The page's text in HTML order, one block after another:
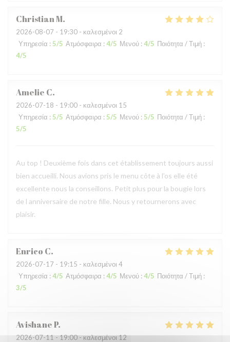
ChristianM
2026-08-07 - 19:30 - καλεσμένοι 2
Υπηρεσία : 5/5 Ατμόσφαιρα : 4/5 Μενού : 4/5 Ποιότητα / Τιμή :
4/5
Amelie C
2026-07-18 - 19:00 - καλεσμένοι 15
Υπηρεσία : 5/5 Ατμόσφαιρα : 5/5 Μενού : 5/5 Ποιότητα / Τιμή :
5/5
Au top ! Deuxième fois dans cet établissement toujours aussi
bien accueilli. Nous avions pris le menu côte à l’os elle été
excellente nous la conseillons. Petit plus pour la bougie lors
de l anniversaire de notre fille. Nous y retournerons avec
plaisir.
Enrico C
2026-07-17 - 19:15 - καλεσμένοι 4
Υπηρεσία : 4/5 Ατμόσφαιρα :4/5 Μενού : 4/5 Ποιότητα / Τιμή :
3/5
AvishaneP
2026-07-11- 19:00 - καλεσμένοι 12